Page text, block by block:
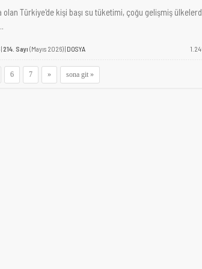
olan Türkiye'de kişi başı su tüketimi, çoğu gelişmiş
214. Sayı (Mayıs 2026) | DOSYA
6 7 » sona git »